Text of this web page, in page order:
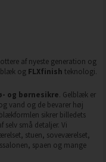
af nyeste generation og
og FLXfinish teknologi.
og børnesikre. Gelblæk er
vand og de bevarer høj
sikrer billedets
selv små detaljer. Vi
stuen, soveværelset,
spaen og mange